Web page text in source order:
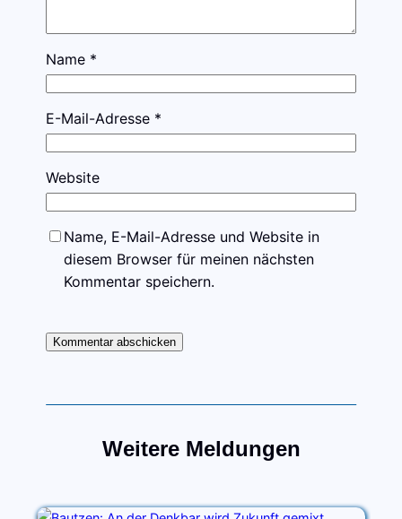
Name *
E-Mail-Adresse *
Website
Name, E-Mail-Adresse und Website in
diesem Browser für meinen nächsten
Kommentar speichern.
Weitere Meldungen